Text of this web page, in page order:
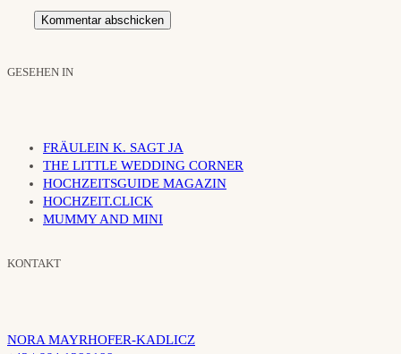
GESEHEN IN
FRÄULEIN K. SAGT JA
THE LITTLE WEDDING CORNER
HOCHZEITSGUIDE MAGAZIN
HOCHZEIT.CLICK
MUMMY AND MINI
KONTAKT
NORA MAYRHOFER-KADLICZ